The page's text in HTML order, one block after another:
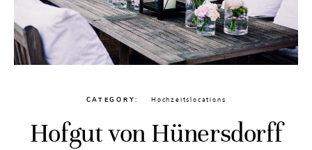
CATEGORY Hochzeitslocations
Hofgut von Hünersdorff